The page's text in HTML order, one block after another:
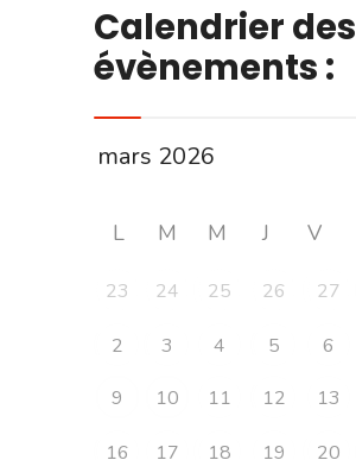
Calendrier des
évènements :
L M M J V
23 24 25 26 27
2 3 4 5 6
9
10 11 12 13
16 17 18 19 20